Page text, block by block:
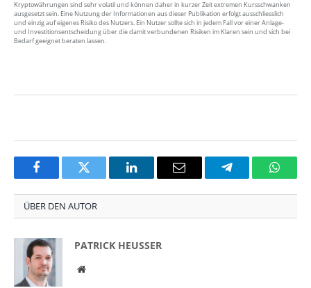
Kryptowährungen sind sehr volatil und können daher in kurzer Zeit extremen Kursschwanken
ausgesetzt sein. Eine Nutzung der Informationen aus dieser Publikation erfolgt ausschliesslich
und einzig auf eigenes Risiko des Nutzers. Ein Nutzer sollte sich in jedem Fall vor einer Anlage-
und Investitionsentscheidung über die damit verbundenen Risiken im Klaren sein und sich bei
Bedarf geeignet beraten lassen.
FacebookTwitter LinkedInEmail Telegram
ÜBER DEN AUTOR
PATRICK HEUSSER
Website